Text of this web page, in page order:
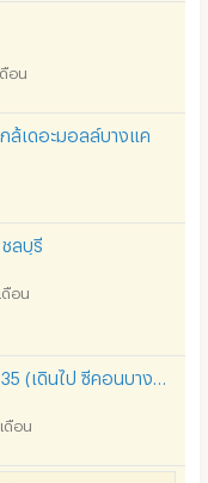
ดือน
ล้เดอะมอลล์บางแค
ลบุรี
ดือน
ดือน